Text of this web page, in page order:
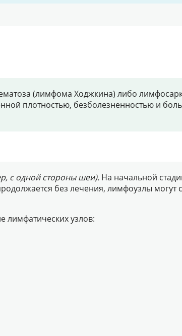
(лимфома Ходжкина) либо
плотностью, безболезненностью и
с одной стороны шеи). На начальной
без лечения, лимфоузлы могут
лимфатических узлов: